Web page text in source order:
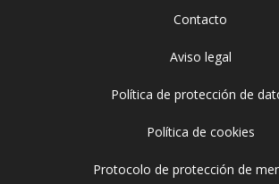
Contacto
Aviso legal
Política de protección de
Política de cookies
Protocolo de protección de